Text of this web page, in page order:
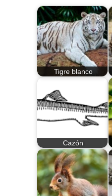
Tigre blanco
Cazón